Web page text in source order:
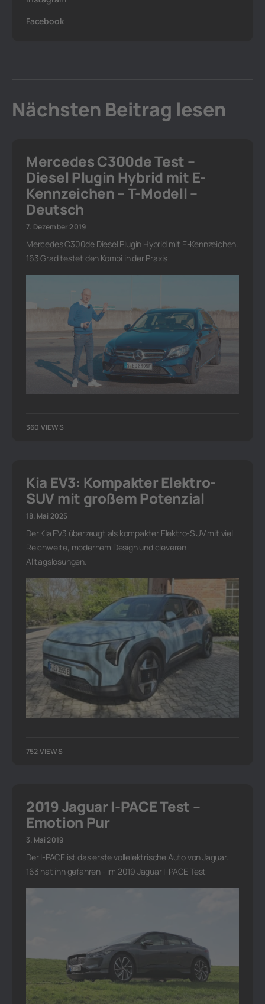
Facebook
Nächsten Beitrag lesen
Mercedes C300de Test –
Diesel Plugin Hybrid mit E-
Kennzeichen – T-Modell –
Deutsch
7. Dezember 2019
Mercedes C300de Diesel Plugin Hybrid mit E-Kennzeichen.
163 Grad testet den Kombi in der Praxis
360 VIEWS
Kia EV3: Kompakter Elektro-
SUV mit großem Potenzial
18. Mai 2025
Der Kia EV3 überzeugt als kompakter Elektro-SUV mit viel
Reichweite, modernem Design und cleveren
Alltagslösungen.
752 VIEWS
2019 Jaguar I-PACE Test –
Emotion Pur
3. Mai 2019
Der I-PACE ist das erste vollelektrische Auto von Jaguar.
163 hat ihn gefahren - im 2019 Jaguar I-PACE Test